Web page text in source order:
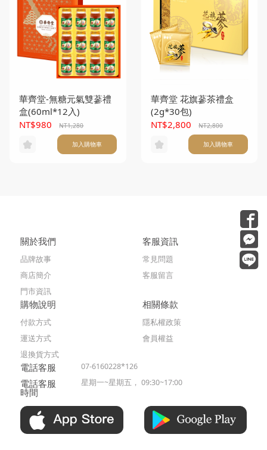
華齊堂-無糖元氣雙蔘禮
盒(60ml*12入)
NT$980
NT1,280
加入購物車
華齊堂 花旗蔘茶禮盒
(2g*30包)
NT$2,800
NT2,800
加入購物車
關於我們
品牌故事
商店簡介
門市資訊
客服資訊
常見問題
客服留言
購物說明
付款方式
運送方式
退換貨方式
相關條款
隱私權政策
會員權益
電話客服 07-6160228*126
電話客服
時間
星期一~星期五， 09:30~17:00